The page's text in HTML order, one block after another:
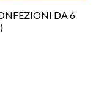
DA 6